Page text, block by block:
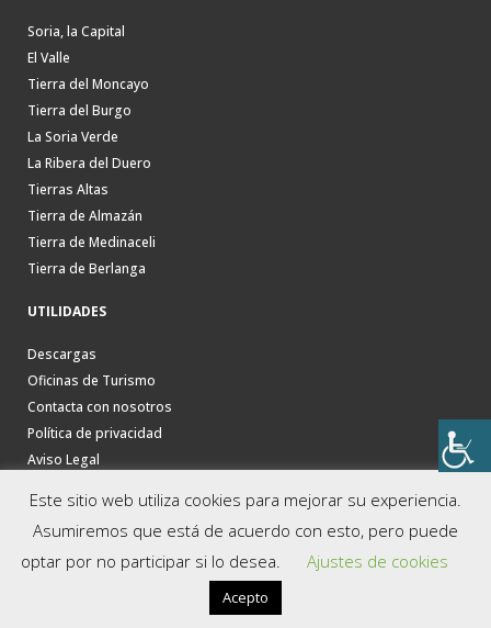
Soria, la Capital
El Valle
Tierra del Moncayo
Tierra del Burgo
La Soria Verde
La Ribera del Duero
Tierras Altas
Tierra de Almazán
Tierra de Medinaceli
Tierra de Berlanga
UTILIDADES
Descargas
Oficinas de Turismo
Contacta con nosotros
Política de privacidad
Aviso Legal
Este sitio web utiliza cookies para mejorar su experiencia.
Asumiremos que está de acuerdo con esto, pero puede
optar por no participar si lo desea.
Ajustes de cookies
Acepto